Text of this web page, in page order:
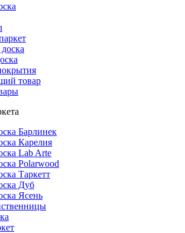
товар
Барлинек
Карелия
Lab Arte
Polarwood
Таркетт
Дуб
Ясень